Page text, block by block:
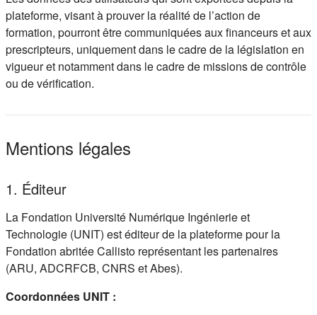
plateforme, visant à prouver la réalité de l’action de
formation, pourront être communiquées aux financeurs et aux
prescripteurs, uniquement dans le cadre de la législation en
vigueur et notamment dans le cadre de missions de contrôle
ou de vérification.
Mentions légales
1. Éditeur
La Fondation Université Numérique Ingénierie et
Technologie (UNIT) est éditeur de la plateforme pour la
Fondation abritée Callisto représentant les partenaires
(ARU, ADCRFCB, CNRS et Abes).
Coordonnées UNIT :